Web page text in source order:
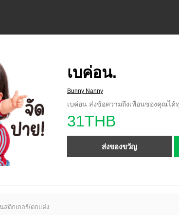
เบค่อน.
Bunny Nanny
เบค่อน ส่งข้อความถึงเพื่อนของคุณได้
31THB
ส่งของขวัญ
สติกเกอร์/ตกแต่ง